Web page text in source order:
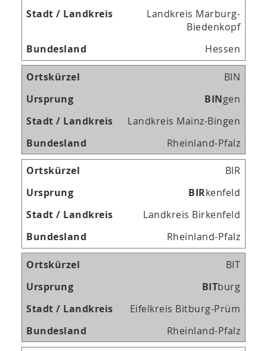
Landkreis Marburg-
Biedenkopf
Hessen
BIN
BINgen
Landkreis Mainz-Bingen
Rheinland-Pfalz
BIR
BIRkenfeld
Landkreis Birkenfeld
Rheinland-Pfalz
BIT
BITburg
Eifelkreis Bitburg-Prüm
Rheinland-Pfalz